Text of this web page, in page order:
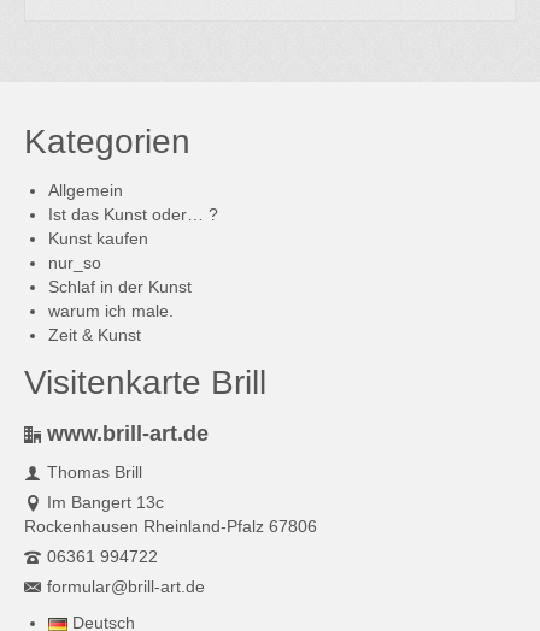
Kategorien
Allgemein
Ist das Kunst oder… ?
Kunst kaufen
nur_so
Schlaf in der Kunst
warum ich male.
Zeit & Kunst
Visitenkarte Brill
www.brill-art.de
Thomas Brill
Im Bangert 13c
Rockenhausen Rheinland-Pfalz 67806
06361 994722
formular@brill-art.de
Deutsch